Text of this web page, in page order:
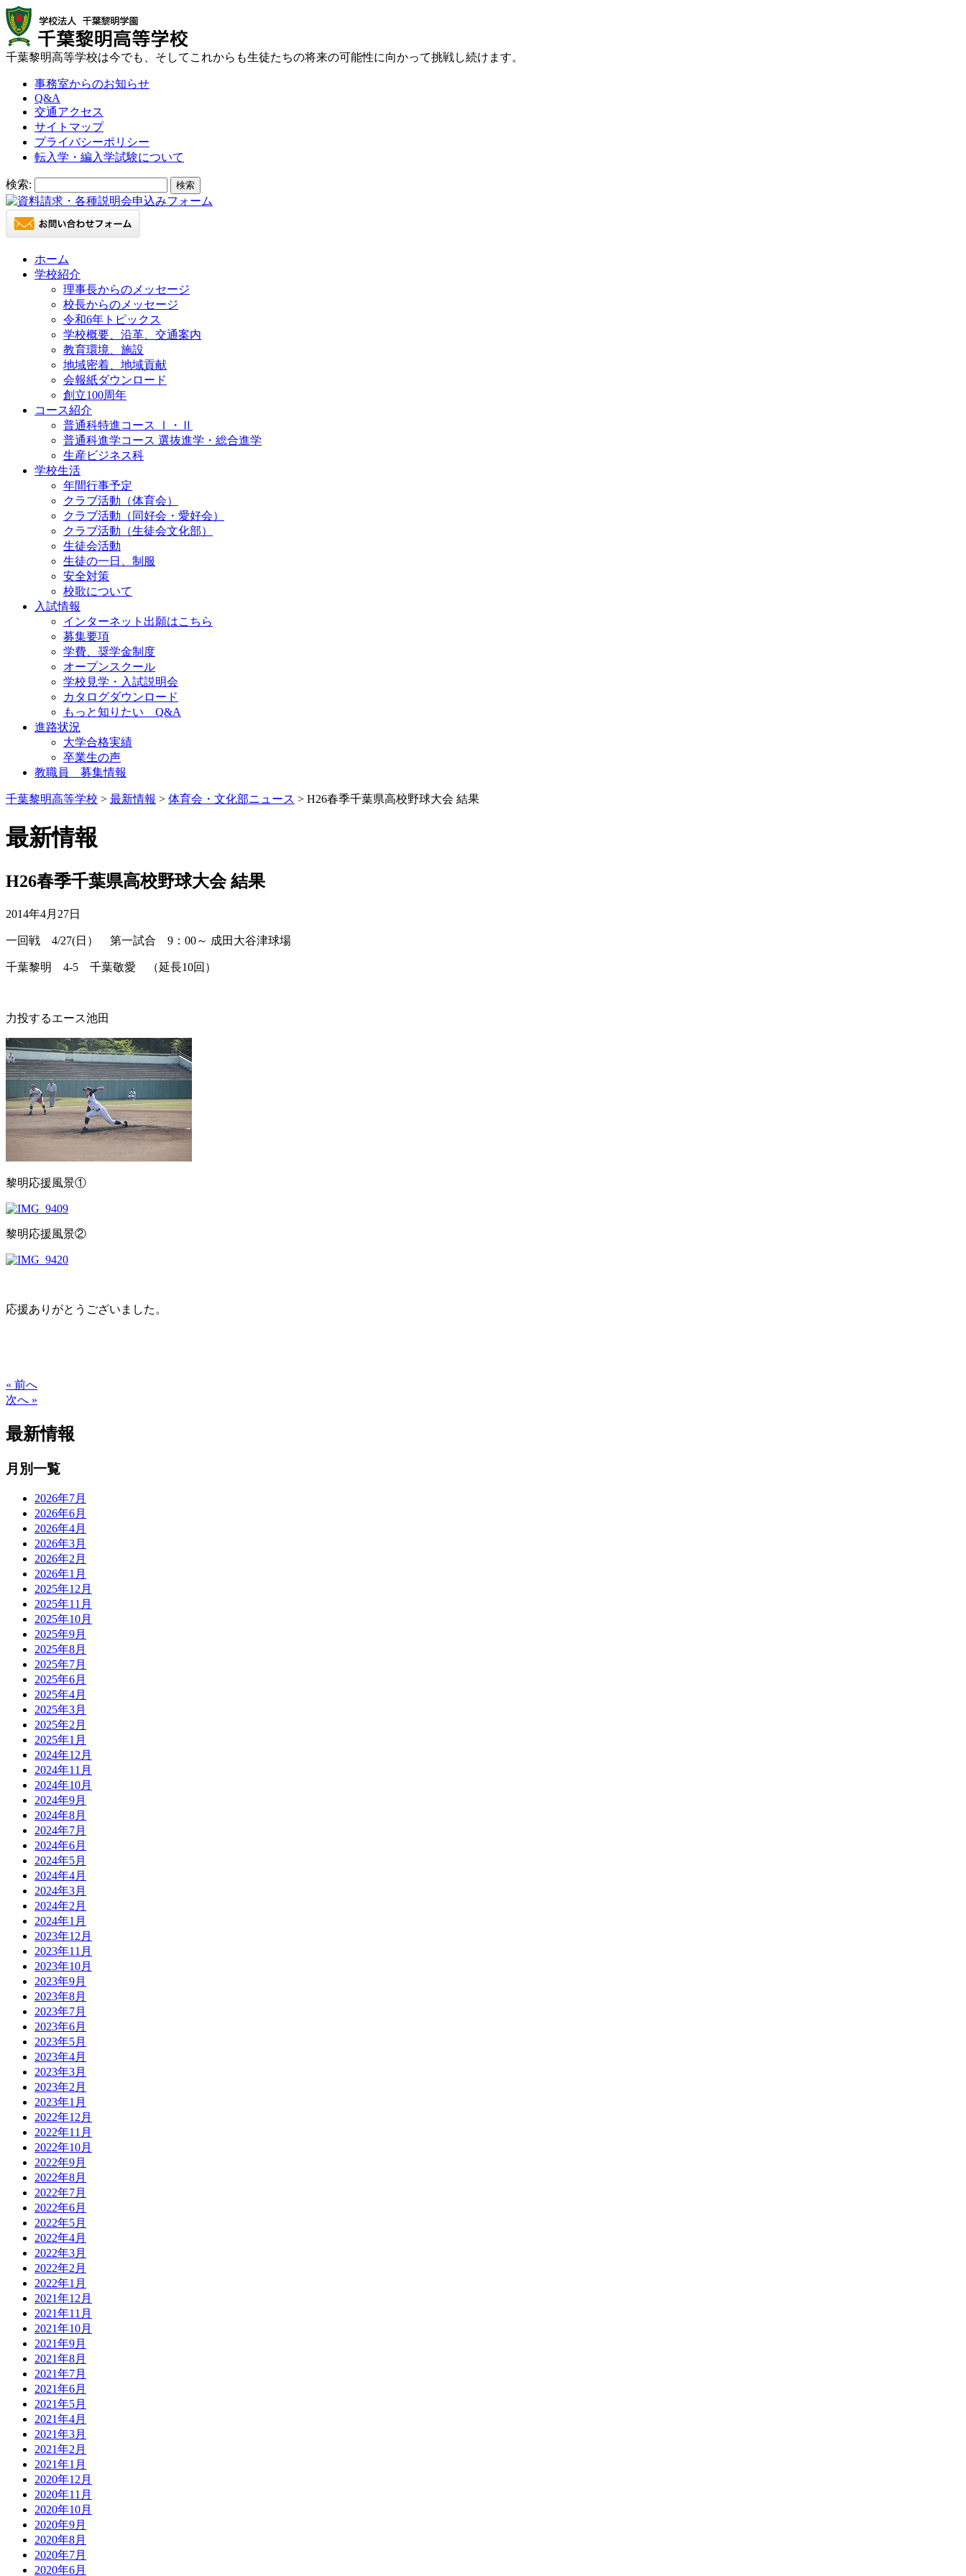
千葉黎明高等学校は今でも、そしてこれからも生徒たちの将来の可能性に向かって挑戦し続けます。
事務室からのお知らせ
Q&A
交通アクセス
サイトマップ
プライバシーポリシー
転入学・編入学試験について
検索:
ホーム
学校紹介
理事長からのメッセージ
校長からのメッセージ
令和6年トピックス
学校概要、沿革、交通案内
教育環境、施設
地域密着、地域貢献
会報紙ダウンロード
創立100周年
コース紹介
普通科特進コース Ⅰ・Ⅱ
普通科進学コース 選抜進学・総合進学
生産ビジネス科
学校生活
年間行事予定
クラブ活動（体育会）
クラブ活動（同好会・愛好会）
クラブ活動（生徒会文化部）
生徒会活動
生徒の一日、制服
安全対策
校歌について
入試情報
インターネット出願はこちら
募集要項
学費、奨学金制度
オープンスクール
学校見学・入試説明会
カタログダウンロード
もっと知りたい Q&A
進路状況
大学合格実績
卒業生の声
教職員 募集情報
千葉黎明高等学校 > 最新情報 > 体育会・文化部ニュース > H26春季千葉県高校野球大会 結果
最新情報
H26春季千葉県高校野球大会 結果
2014年4月27日
一回戦 4/27(日） 第一試合 9：00～ 成田大谷津球場
千葉黎明 4-5 千葉敬愛 （延長10回）
力投するエース池田
黎明応援風景①
黎明応援風景②
応援ありがとうございました。
« 前へ
次へ »
最新情報
月別一覧
2026年7月
2026年6月
2026年4月
2026年3月
2026年2月
2026年1月
2025年12月
2025年11月
2025年10月
2025年9月
2025年8月
2025年7月
2025年6月
2025年4月
2025年3月
2025年2月
2025年1月
2024年12月
2024年11月
2024年10月
2024年9月
2024年8月
2024年7月
2024年6月
2024年5月
2024年4月
2024年3月
2024年2月
2024年1月
2023年12月
2023年11月
2023年10月
2023年9月
2023年8月
2023年7月
2023年6月
2023年5月
2023年4月
2023年3月
2023年2月
2023年1月
2022年12月
2022年11月
2022年10月
2022年9月
2022年8月
2022年7月
2022年6月
2022年5月
2022年4月
2022年3月
2022年2月
2022年1月
2021年12月
2021年11月
2021年10月
2021年9月
2021年8月
2021年7月
2021年6月
2021年5月
2021年4月
2021年3月
2021年2月
2021年1月
2020年12月
2020年11月
2020年10月
2020年9月
2020年8月
2020年7月
2020年6月